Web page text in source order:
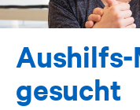
gesucht